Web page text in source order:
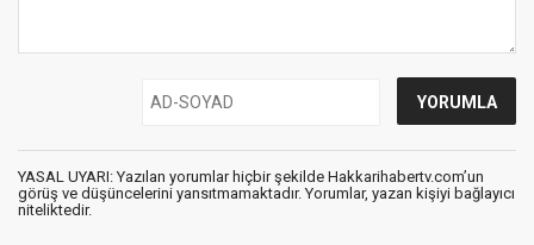
YASAL UYARI: Yazılan yorumlar hiçbir şekilde Hakkarihabertv.com’un
görüş ve düşüncelerini yansıtmamaktadır. Yorumlar, yazan kişiyi bağlayıcı
niteliktedir.